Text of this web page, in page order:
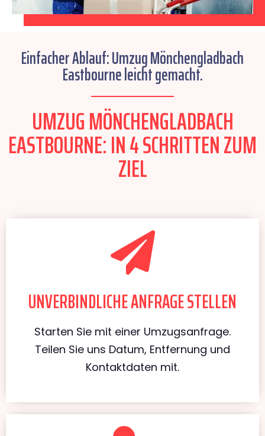
Einfacher Ablauf: Umzug Mönchengladbach
Eastbourne leicht gemacht.
UMZUG MÖNCHENGLADBACH
EASTBOURNE: IN 4 SCHRITTEN ZUM
ZIEL
UNVERBINDLICHE ANFRAGE STELLEN
Starten Sie mit einer Umzugsanfrage.
Teilen Sie uns Datum, Entfernung und
Kontaktdaten mit.